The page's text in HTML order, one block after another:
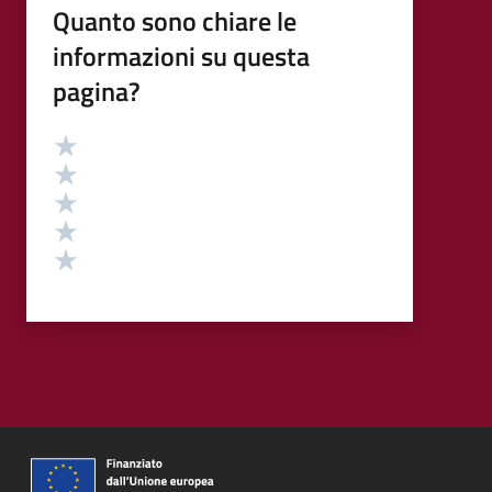
Quanto sono chiare le
informazioni su questa
pagina?
Valutazione